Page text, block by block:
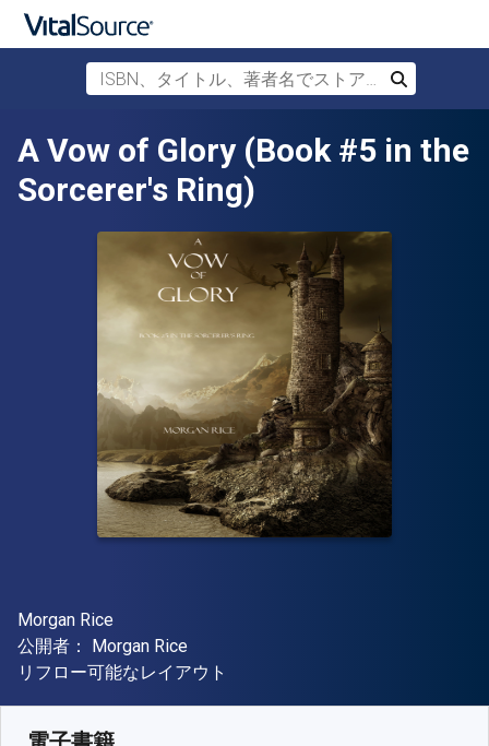
メインコンテンツへスキップ
ISBN、タイトル、著者名でストアを検索
検索
A Vow of Glory (Book #5 in the
Sorcerer's Ring)
著者
Morgan Rice
出版社
公開者： Morgan Rice
形式
リフロー可能なレイアウト